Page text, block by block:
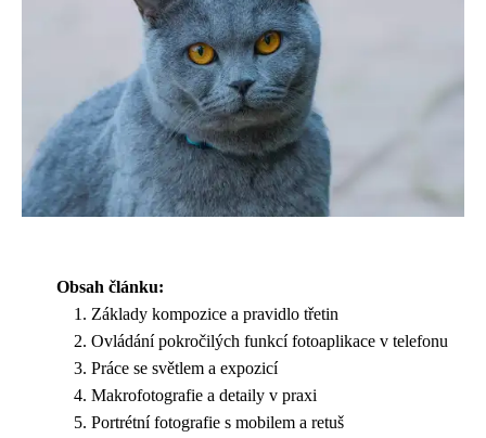
Obsah článku:
Základy kompozice a pravidlo třetin
Ovládání pokročilých funkcí fotoaplikace v telefonu
Práce se světlem a expozicí
Makrofotografie a detaily v praxi
Portrétní fotografie s mobilem a retuš